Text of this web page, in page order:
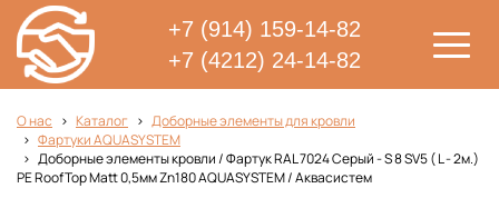
+7 (914) 159-14-82
+7 (4212) 24-14-82
О нас Каталог
Доборные элементы для кровли
Фартуки AQUASYSTEM
Доборные элементы кровли / Фартук RAL 7024 Серый - S 8 SV5 ( L - 2м.)
PE RoofTop Matt 0,5мм Zn180 AQUASYSTEM / Аквасистем